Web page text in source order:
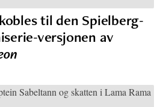
til den Spielberg-
versjonen av